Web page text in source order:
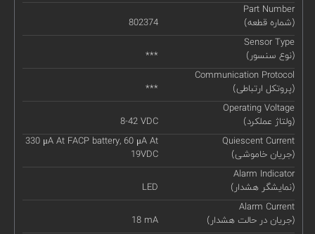
Part Number
(شماره قطعه)
802374
Sensor Type
(نوع سنسور)
***
Communication Protocol
(پروتکل ارتباطی)
***
Operating Voltage
(ولتاژ عملکرد)
8-42 VDC
Quiescent Current
(جریان خاموشی)
330 μA At FACP battery, 60 μA At
19VDC
Alarm Indicator
(نمایشگر هشدار)
LED
Alarm Current
(جریان در حالت هشدار)
18 mA